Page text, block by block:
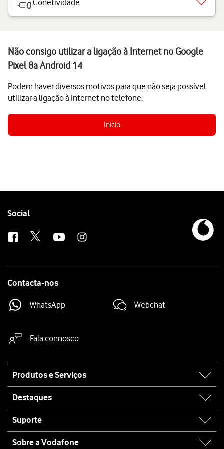
Conetividade
Não consigo utilizar a ligação à Internet no Google
Pixel 8a Android 14
Podem haver diversos motivos para que não seja possível
utilizar a ligação à Internet no telefone.
Início
Follow
Social
Contacta-nos
WhatsApp Webchat
Fala connosco
map
Produtos e Serviços
Destaques
Suporte
Sobre a Vodafone